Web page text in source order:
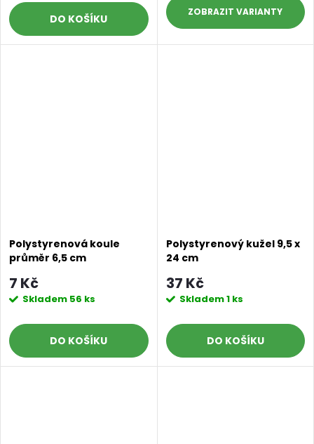
DO KOŠÍKU
ZOBRAZIT
Polystyrenová koule
průměr 6,5 cm
7 Kč
Skladem 56 ks
DO KOŠÍKU
Polystyrenový kužel 9,5 x
24 cm
37 Kč
Skladem1 ks
DO KOŠÍKU